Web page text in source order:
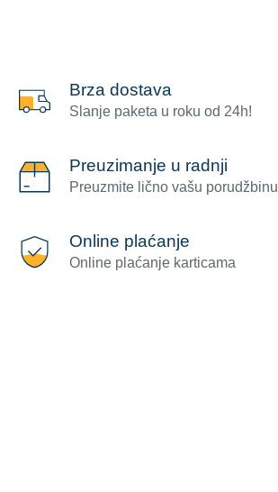
Brza dostava
Slanje paketa u roku od 24h!
Preuzimanje u radnji
Preuzmite lično vašu porudžbinu
Online plaćanje
Online plaćanje karticama